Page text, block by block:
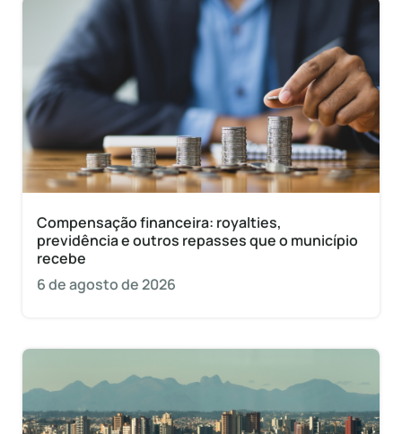
Compensação financeira: royalties,
previdência e outros repasses que o município
recebe
6 de agosto de 2026